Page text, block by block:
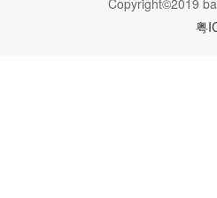
Copyright©2019
粤